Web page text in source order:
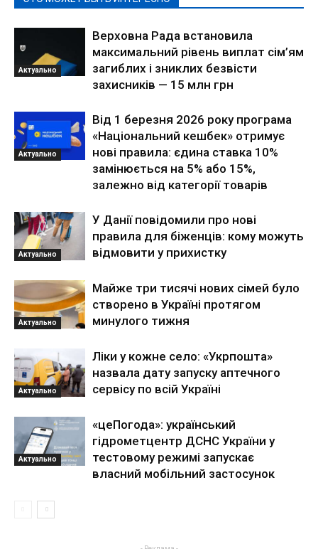
Актуально
Верховна Рада встановила
максимальний рівень виплат сім’ям
загиблих і зниклих безвісти
захисників — 15 млн грн
Актуально
Від 1 березня 2026 року програма
«Національний кешбек» отримує
нові правила: єдина ставка 10%
замінюється на 5% або 15%,
залежно від категорії товарів
Актуально
У Данії повідомили про нові
правила для біженців: кому можуть
відмовити у прихистку
Актуально
Майже три тисячі нових сімей було
створено в Україні протягом
минулого тижня
Актуально
Ліки у кожне село: «Укрпошта»
назвала дату запуску аптечного
сервісу по всій Україні
Актуально
«цеПогода»: український
гідрометцентр ДСНС України у
тестовому режимі запускає
власний мобільний застосунок